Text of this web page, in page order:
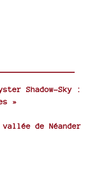
Shadow-Sky :
»
de Néander